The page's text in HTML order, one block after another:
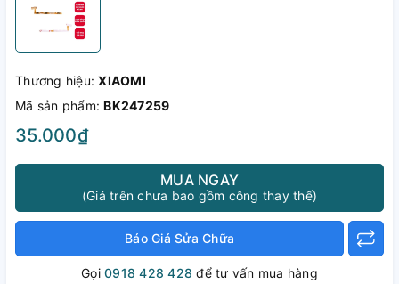
Thương hiệu:XIAOMI
Mã sản phẩm:BK247259
35.000₫
MUA NGAY
(Giá trên chưa bao gồm công thay thế)
Báo Giá Sửa Chữa
Gọi0918 428 428 để tư vấn mua hàng